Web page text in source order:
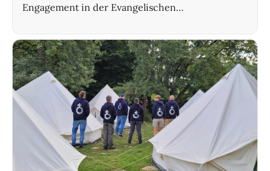
Engagement in der Evangelischen…